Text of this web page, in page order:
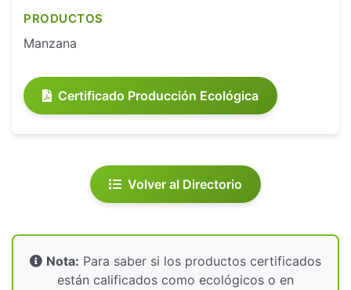
PRODUCTOS
Manzana
Certificado Producción Ecológica
Volver al Directorio
Nota: Para saber si los productos certificados
están calificados como ecológicos o en